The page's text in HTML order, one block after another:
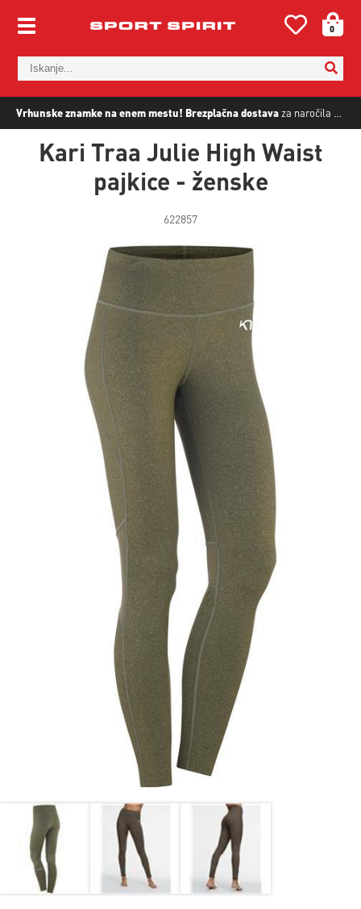
Vrhunske znamke na enem mestu! Brezplačna dostavaza naročila nad
0
Kari Traa Julie High Waist
pajkice - ženske
622857